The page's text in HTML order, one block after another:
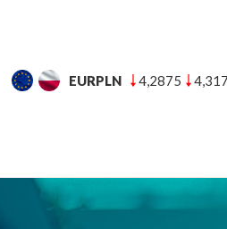
KURSY WALUT
USDPLN 3,7181